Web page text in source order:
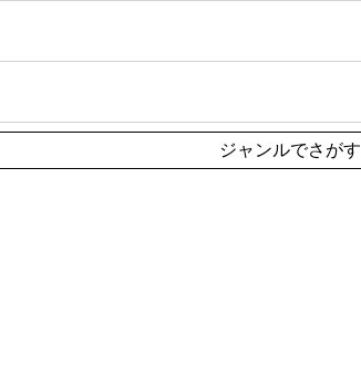
ジャンルでさがす